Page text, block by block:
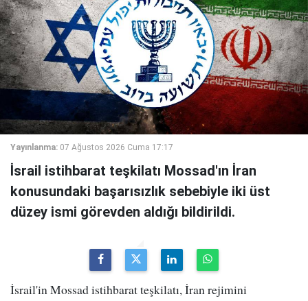
Yayınlanma: 07 Ağustos 2026 Cuma 17:17
İsrail istihbarat teşkilatı Mossad'ın İran
konusundaki başarısızlık sebebiyle iki üst
düzey ismi görevden aldığı bildirildi.
İsrail'in Mossad istihbarat teşkilatı, İran rejimini